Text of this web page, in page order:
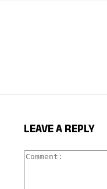
LEAVE A REPLY